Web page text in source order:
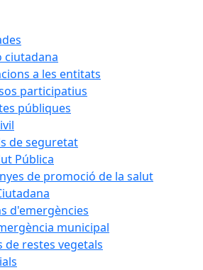
ciutadana
a les entitats
participatius
públiques
de seguretat
Pública
de promoció de la salut
d'emergències
municipal
de restes vegetals